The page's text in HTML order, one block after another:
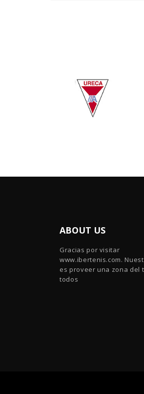
ABOUT US
Gracias por visitar
www.ibertenis.com.
es proveer una zona del
todos